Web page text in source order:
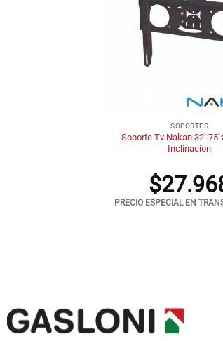
SOPORTES
Soporte Tv Nakan 32′-
Inclinacion
$
PRECIO ESPECIAL EN